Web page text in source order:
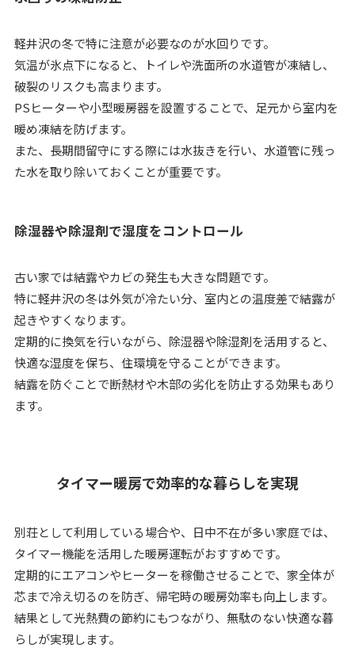
軽井沢の冬で特に注意が必要なのが水回りです。
気温が氷点下になると、トイレや洗面所の水道管が凍結し、
破裂のリスクも高まります。
PSヒーターや小型暖房器を設置することで、足元から室内を
暖め凍結を防げます。
また、長期間留守にする際には水抜きを行い、水道管に残っ
た水を取り除いておくことが重要です。
除湿器や除湿剤で湿度をコントロール
古い家では結露やカビの発生も大きな問題です。
特に軽井沢の冬は外気が冷たい分、室内との温度差で結露が
起きやすくなります。
定期的に換気を行いながら、除湿器や除湿剤を活用すると、
快適な湿度を保ち、住環境を守ることができます。
結露を防ぐことで断熱材や木部の劣化を防止する効果もあり
ます。
タイマー暖房で効率的な暮らしを実現
別荘として利用している場合や、日中不在が多い家庭では、
タイマー機能を活用した暖房運転がおすすめです。
定期的にエアコンやヒーターを稼働させることで、家全体が
芯まで冷え切るのを防ぎ、帰宅時の暖房効率も向上します。
結果として光熱費の節約にもつながり、無駄のない快適な暮
らしが実現します。